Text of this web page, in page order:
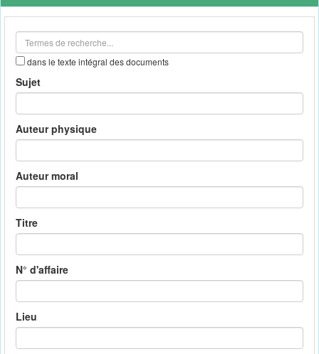
outils
dans le texte intégral des documents
Sujet
Auteur physique
Auteur moral
Titre
N° d'affaire
Lieu